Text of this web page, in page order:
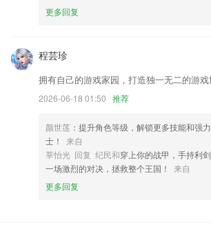
更多回复
程芸珍
拥有自己的游戏家园，打造独一无二的游戏
2026-06-18 01:50 推荐
颜世莲 ：提升角色等级，解锁更多技能和强
士！
来自
莘怡光 回复 纪民和穿上你的战甲，手持利
一场激烈的对决，拯救整个王国！
来自
更多回复